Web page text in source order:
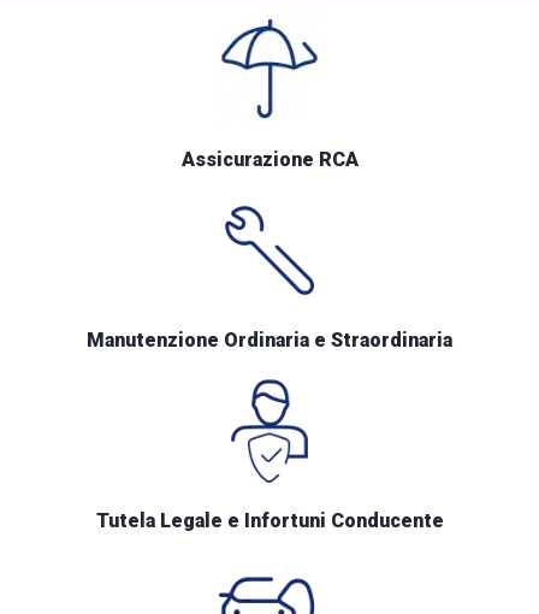
Assicurazione RCA
Manutenzione Ordinaria e Straordinaria
Tutela Legale e Infortuni Conducente